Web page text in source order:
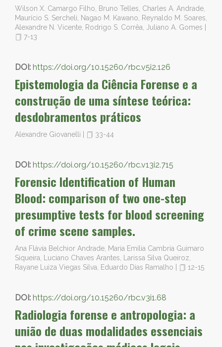
Wilson X. Camargo Filho, Bruno Telles, Charles A. Andrade,
Maurício S. Sercheli, Nagao M. Kawano, Reynaldo M. Soares,
Alexandre N. Vicente, Rodrigo S. Corrêa, Juliano A. Gomes
7-13
DOI: https://doi.org/10.15260/rbc.v5i2.126
Epistemologia da Ciência Forense e a
construção de uma síntese teórica:
desdobramentos práticos
Alexandre Giovanelli 33-44
DOI: https://doi.org/10.15260/rbc.v13i2.715
Forensic Identification of Human
Blood: comparison of two one-step
presumptive tests for blood screening
of crime scene samples.
Ana Flávia Belchior Andrade, Maria Emília Cambria Guimaro
Siqueira, Luciano Chaves Arantes, Larissa Silva Queiroz,
Rayane Luiza Viegas Silva, Eduardo Dias Ramalho
12-15
DOI: https://doi.org/10.15260/rbc.v3i1.68
Radiologia forense e antropologia: a
união de duas modalidades essenciais